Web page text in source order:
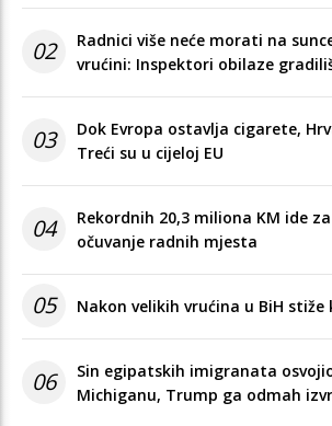
02
Radnici više neće morati na
vrućini: Inspektori obilaze
03
Dok Evropa ostavlja cigarete,
Treći su u cijeloj EU
04
Rekordnih 20,3 miliona KM ide
očuvanje radnih mjesta
05 Nakon velikih vrućina u BiH stiže
06
Sin egipatskih imigranata
Michiganu, Trump ga odmah